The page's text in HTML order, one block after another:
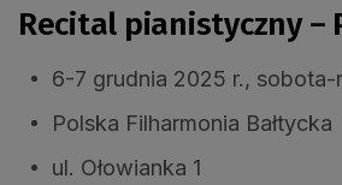
Recital pianistyczny –
6-7 grudnia 2025 r., sobota-
Polska Filharmonia Bałtycka
ul. Ołowianka 1